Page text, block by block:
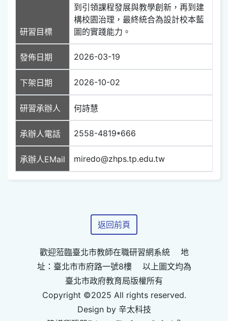
研習目標
到引領課程發展與教學創新，再到建
構校園治理，最終統合為設計校本藍
圖的實踐能力。
發佈日期 2026-03-19
下架日期 2026-10-02
研習承辦人 何詩慧
承辦人電話 2558-4819*666
承辦人EMail miredo@zhps.tp.edu.tw
返回前頁
歡迎蒞臨臺北市教師在職研習網系統 地
址：臺北市市府路一號8樓 以上圖文均為
臺北市政府教育局版權所有
Copyright ©2025 All rights reserved.
Design by 辛太科技